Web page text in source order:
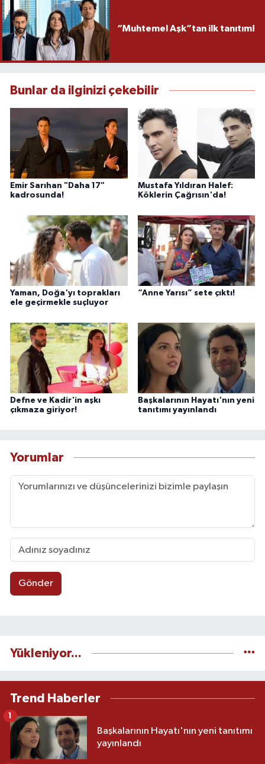
“Muhtemel Aşk”tan ilk tanıtım!
Bunlar da ilginizi çekebilir
Emir Sarıhan "Daha 17"
kadrosunda!
Mustafa Yıldıran Halef:
Köklerin Çağrısın'da!
Yaman, Doğa'yı toprakları
ele geçirmekle suçluyor
“Anne Yarısı” sete çıktı!
Defne ve Kadir'in aşkı
çıkmaza giriyor!
Başkalarının Hayatı'nın yeni
tanıtımı yayınlandı
Yorumlar
Gönder
Yükleniyor...
Trend Haberler
Başkalarının Hayatı'nın yeni tanıtımı
yayınlandı
1